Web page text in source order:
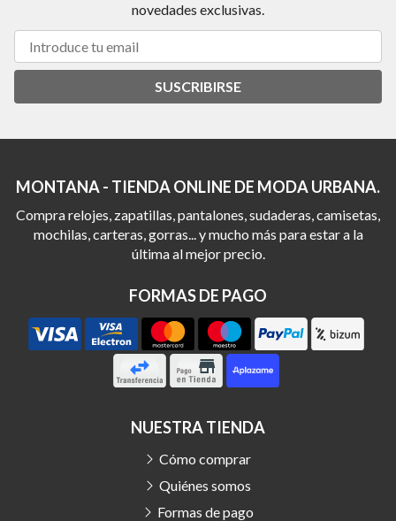
novedades exclusivas.
SUSCRIBIRSE
MONTANA - TIENDA ONLINE DE MODA URBANA.
Compra relojes, zapatillas, pantalones, sudaderas, camisetas,
mochilas, carteras, gorras... y mucho más para estar a la
última al mejor precio.
FORMAS DE PAGO
NUESTRA TIENDA
Cómo comprar
Quiénes somos
Formas de pago